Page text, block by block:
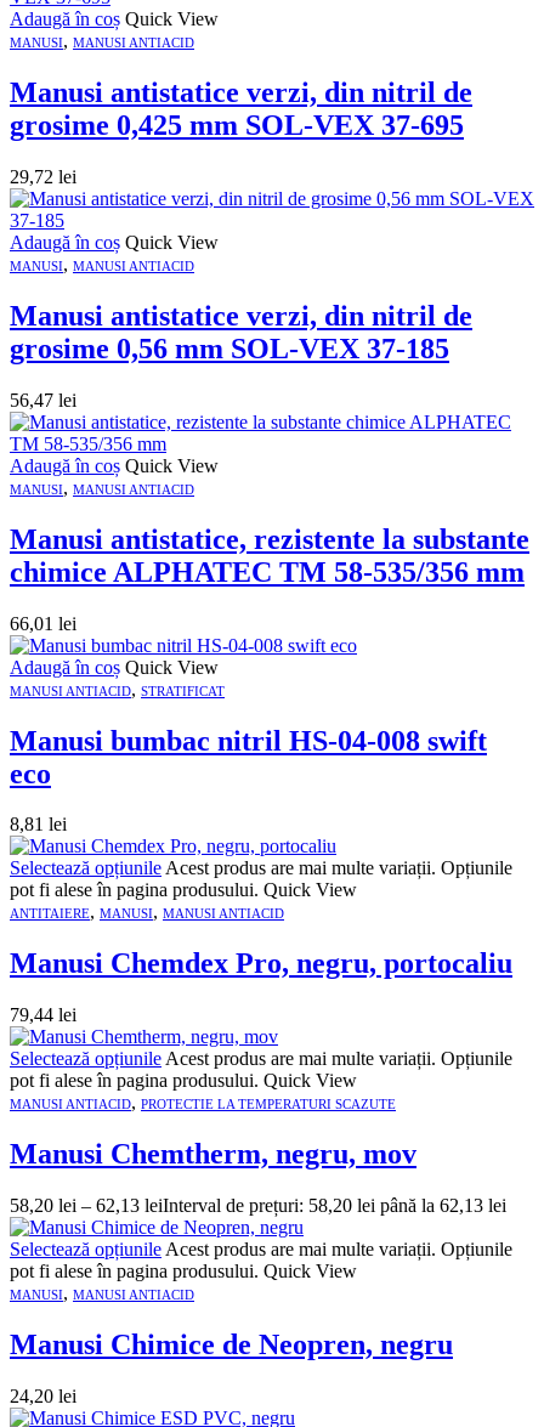
Adaugă în coș Quick View
MANUSI, MANUSI ANTIACID
Manusi antistatice verzi, din nitril de
grosime 0,425 mm SOL-VEX 37-695
29,72 lei
Adaugă în coș Quick View
MANUSI, MANUSI ANTIACID
Manusi antistatice verzi, din nitril de
grosime 0,56 mm SOL-VEX 37-185
56,47 lei
Adaugă în coș Quick View
MANUSI, MANUSI ANTIACID
Manusi antistatice, rezistente la substante
chimice ALPHATEC TM 58-535/356 mm
66,01 lei
Adaugă în coș Quick View
MANUSI ANTIACID, STRATIFICAT
Manusi bumbac nitril HS-04-008 swift
eco
8,81 lei
Selectează opțiunileAcest produs are mai multe variații. Opțiunile
pot fi alese în pagina produsului. Quick View
ANTITAIERE, MANUSI, MANUSI ANTIACID
Manusi Chemdex Pro, negru, portocaliu
79,44 lei
Selectează opțiunile Acest produs are mai multe variații. Opțiunile
pot fi alese în pagina produsului. Quick View
MANUSI ANTIACID, PROTECTIE LA TEMPERATURI SCAZUTE
Manusi Chemtherm, negru, mov
58,20 lei – 62,13 leiInterval de prețuri: 58,20 lei până la 62,13 lei
Selectează opțiunile Acest produs are mai multe variații. Opțiunile
pot fi alese în pagina produsului. Quick View
MANUSI, MANUSI ANTIACID
Manusi Chimice de Neopren, negru
24,20 lei